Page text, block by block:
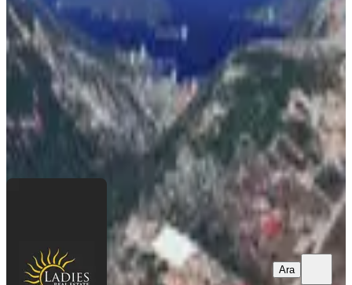
·8.303/m² 08.06.2026
13.900.000 ₺
Ladies Real EstateKudret Kaplan
Ara